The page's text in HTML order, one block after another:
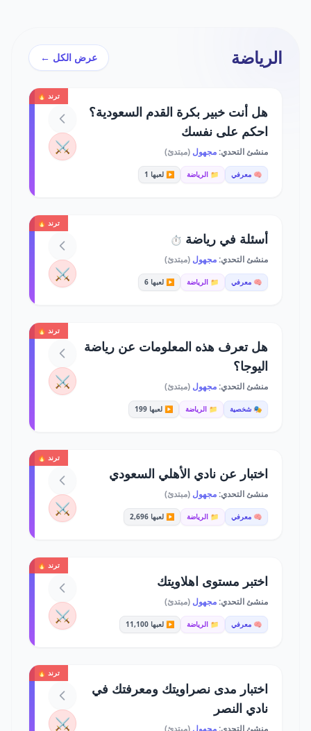
الرياضة عرض الكل ←
ترند 🔥
هل أنت خبير بكرة القدم السعودية؟
احكم على نفسك
منشئ التحدي:مجهول (مبتدئ)
🧠 معرفي 📁 الرياضة ▶️ لعبها 1
⚔️
ترند 🔥
أسئلة في رياضة ⏱️
منشئ التحدي:مجهول (مبتدئ)
🧠 معرفي 📁 الرياضة ▶️ لعبها 6 ⚔️
ترند 🔥
هل تعرف هذه المعلومات عن رياضة
اليوجا؟
منشئ التحدي:مجهول (مبتدئ)
🎭 شخصية 📁 الرياضة ▶️ لعبها 199
⚔️
ترند 🔥
اختبار عن نادي الأهلي السعودي
منشئ التحدي:مجهول (مبتدئ)
🧠 معرفي 📁 الرياضة ▶️ لعبها 2,696 ⚔️
ترند 🔥
اختبر مستوى اهلاويتك
منشئ التحدي:مجهول (مبتدئ)
🧠 معرفي 📁 الرياضة ▶️ لعبها 11,100 ⚔️
ترند 🔥
اختبار مدى نصراويتك ومعرفتك في
نادي النصر
منشئ التحدي:مجهول (مبتدئ) ⚔️